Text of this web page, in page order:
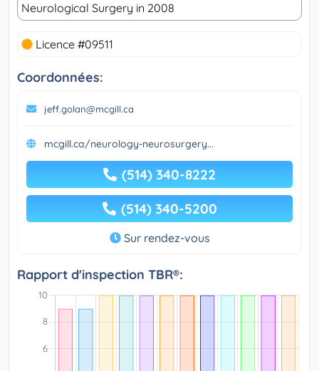
Neurological Surgery in 2008
Licence #09511
Coordonnées:
jeff.golan@mcgill.ca
mcgill.ca/neurology-neurosurgery...
(514) 340-8222
(514) 340-5200
Sur rendez-vous
Rapport d'inspection TBR®: